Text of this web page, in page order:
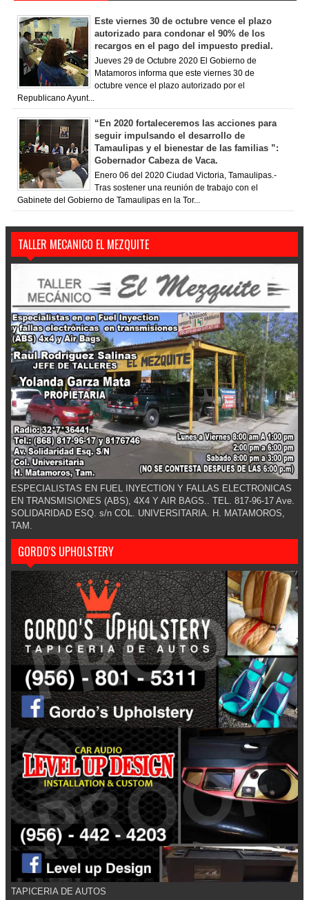
Este viernes 30 de octubre vence el plazo
autorizado para condonar el 90% de los
recargos en el pago del impuesto predial.
Jueves 29 de Octubre 2020 El Gobierno de
Matamoros informa que este viernes 30 de
octubre vence el plazo autorizado por el
Republicano Ayunt...
“En 2020 fortaleceremos las acciones para
seguir impulsando el desarrollo de
Tamaulipas y el bienestar de las familias ”:
Gobernador Cabeza de Vaca.
Enero 06 del 2020 Ciudad Victoria, Tamaulipas.-
Tras sostener una reunión de trabajo con el
Gabinete del Gobierno de Tamaulipas en la Tor...
TALLER MECANICO EL MEZQUITE
ESPECIALISTAS EN FUEL INYECTION Y FALLAS ELECTRONICAS
EN TRANSMISIONES (ABS), 4X4 Y AIR BAGS.. TEL. 817-96-17 Ave.
SOLIDARIDAD ESQ. s/n COL. UNIVERSITARIA. H. MATAMOROS,
TAM.
GORDO'S UPHOLSTERY
TAPICERIA DE AUTOS